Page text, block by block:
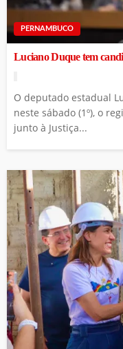
PERNAMBUCO
Luciano Duque tem
O deputado estadual
neste sábado (1º), o
junto à Justiça...